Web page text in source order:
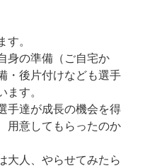
。
身の準備（ご自宅か
・後片付けなども選手
す。
手達が成長の機会を得
用意してもらったのか
大人、やらせてみたら